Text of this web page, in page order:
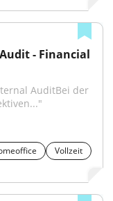
- Financial
AuditBei der
Vollzeit